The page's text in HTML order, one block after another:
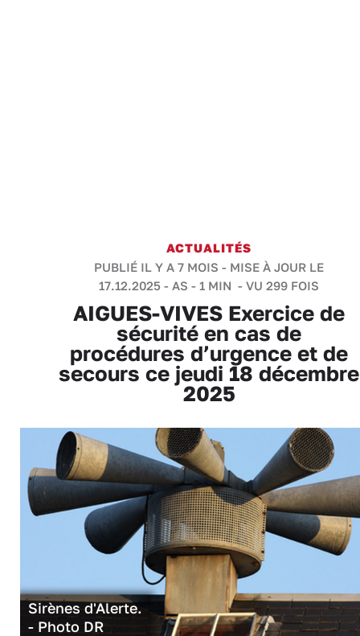
ACTUALITÉS
PUBLIÉ IL Y A 7 MOIS - MISE À JOUR LE
17.12.2025 - AS - 1 MIN - VU 299 FOIS
AIGUES-VIVES Exercice de
sécurité en cas de
procédures d’urgence et de
secours ce jeudi 18 décembre
2025
Sirènes d'Alerte.
- Photo DR